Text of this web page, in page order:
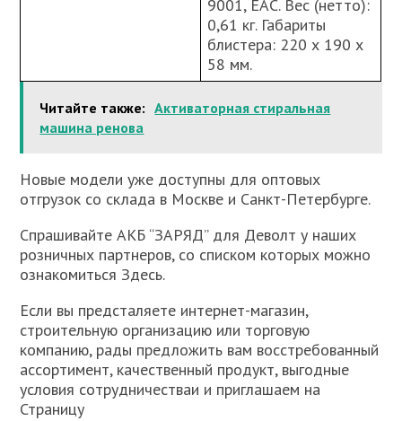
9001, ЕАС. Вес (нетто):
0,61 кг. Габариты
блистера: 220 х 190 х
58 мм.
Читайте также: Активаторная стиральная
машина ренова
Новые модели уже доступны для оптовых
отгрузок со склада в Москве и Санкт-Петербурге.
Спрашивайте АКБ “ЗАРЯД” для Деволт у наших
розничных партнеров, со списком которых можно
ознакомиться Здесь.
Если вы предсталяете интернет-магазин,
строительную организацию или торговую
компанию, рады предложить вам восстребованный
ассортимент, качественный продукт, выгодные
условия сотрудничестваи и приглашаем на
Страницу